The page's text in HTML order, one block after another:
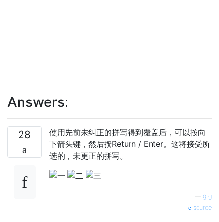
Answers:
28
使用先前未纠正的拼写得到覆盖后，可以按向
下箭头键，然后按Return / Enter。这将接受所
选的，未更正的拼写。
grg
source